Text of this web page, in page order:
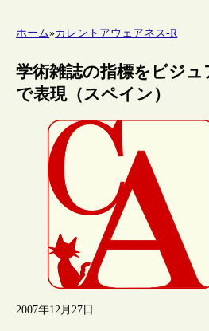
ホーム»カレントアウェアネス-R
学術雑誌の指標をビジュ
で表現（スペイン）
2007年12月27日